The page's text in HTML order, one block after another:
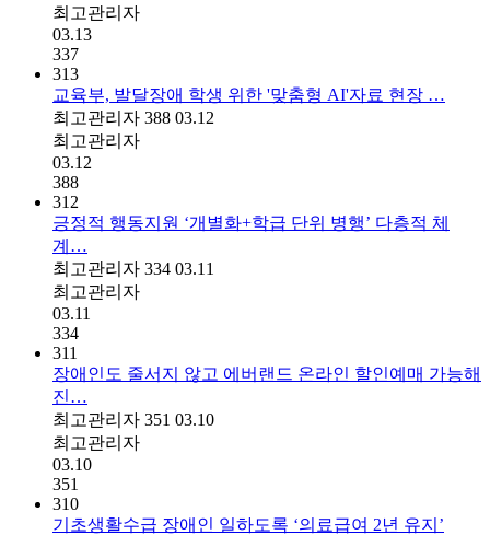
최고관리자
03.13
337
313
교육부, 발달장애 학생 위한 '맞춤형 AI'자료 현장 …
최고관리자 388 03.12
최고관리자
03.12
388
312
긍정적 행동지원 ‘개별화+학급 단위 병행’ 다층적 체
계…
최고관리자 334 03.11
최고관리자
03.11
334
311
장애인도 줄서지 않고 에버랜드 온라인 할인예매 가능해
진…
최고관리자 351 03.10
최고관리자
03.10
351
310
기초생활수급 장애인 일하도록 ‘의료급여 2년 유지’